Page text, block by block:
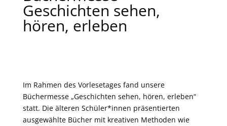
Geschichten sehen,
hören, erleben
Im Rahmen des Vorlesetages fand unsere
Büchermesse „Geschichten sehen, hören, erleben“
statt. Die älteren Schüler*innen präsentierten
ausgewählte Bücher mit kreativen Methoden wie